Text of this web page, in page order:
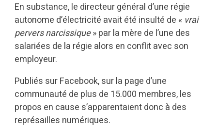
En substance, le directeur général d’une régie
autonome d’électricité avait été insulté de « vrai
pervers narcissique» par la mère de l’une des
salariées de la régie alors en conflit avec son
employeur.
Publiés sur Facebook, sur la page d’une
communauté de plus de 15.000 membres, les
propos en cause s’apparentaient donc à des
représailles numériques.